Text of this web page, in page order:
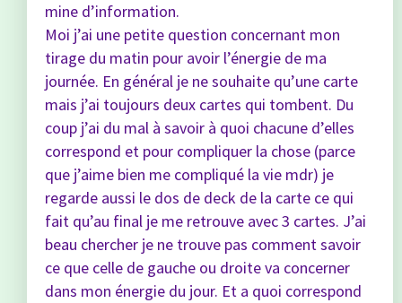
mine d’information.
Moi j’ai une petite question concernant mon
tirage du matin pour avoir l’énergie de ma
journée. En général je ne souhaite qu’une carte
mais j’ai toujours deux cartes qui tombent. Du
coup j’ai du mal à savoir à quoi chacune d’elles
correspond et pour compliquer la chose (parce
que j’aime bien me compliqué la vie mdr) je
regarde aussi le dos de deck de la carte ce qui
fait qu’au final je me retrouve avec 3 cartes. J’ai
beau chercher je ne trouve pas comment savoir
ce que celle de gauche ou droite va concerner
dans mon énergie du jour. Et a quoi correspond